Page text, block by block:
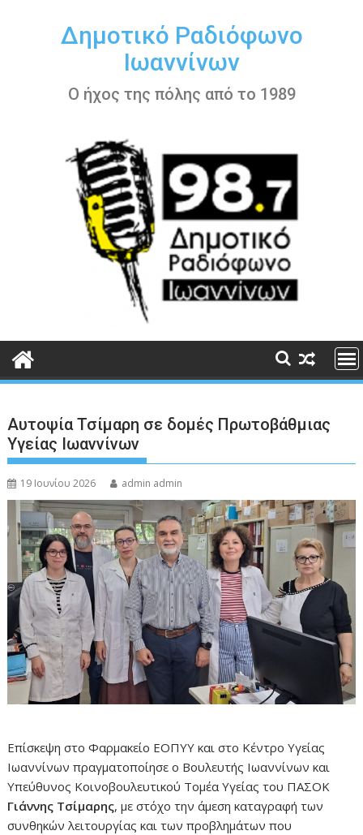
περιεχόμενοΔημοτικό Ραδιόφωνο
Ιωαννίνων
Ο ήχος της πόλης από το 1989
Αυτοψία Τσίμαρη σε δομές Πρωτοβάθμιας
Υγείας Ιωαννίνων
19 Ιουνίου 2026 admin admin
Επίσκεψη στο Φαρμακείο ΕΟΠΥΥ και στο Κέντρο Υγείας
Ιωαννίνων πραγματοποίησε ο Βουλευτής Ιωαννίνων και
Υπεύθυνος Κοινοβουλευτικού Τομέα Υγείας του ΠΑΣΟΚ
Γιάννης Τσίμαρης, με στόχο την άμεση καταγραφή των
συνθηκών λειτουργίας και των προβλημάτων που